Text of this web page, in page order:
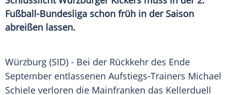
Fußball-Bundesliga schon früh in der Saison
abreißen lassen.
Würzburg (SID) - Bei der Rückkehr des Ende
September entlassenen Aufstiegs-Trainers Michael
Schiele verloren die Mainfranken das Kellerduell